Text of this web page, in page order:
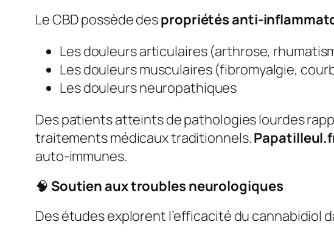
Le CBD possède despropriétés anti-
Les douleurs articulaires (arthrose,
Les douleurs musculaires (fibromyalgie,
Les douleurs neuropathiques
Des patients atteints de pathologies lourdes
traitements médicaux traditionnels.
auto-immunes.
🧠 Soutien aux troubles neurologiques
Des études explorent l’efficacité du cannabidiol